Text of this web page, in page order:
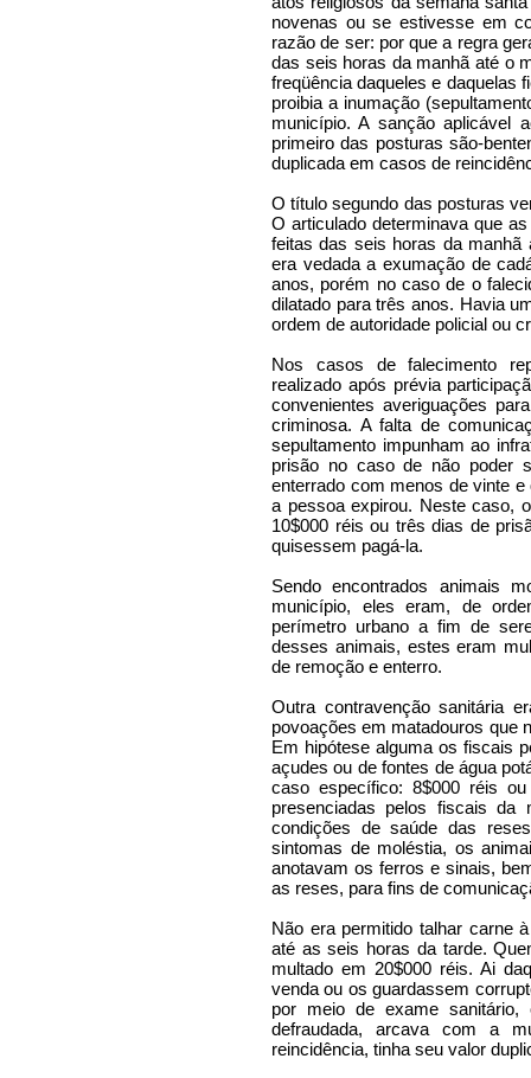
novenas ou se estivesse em
razão de ser: por que a regra
das seis horas da manhã até o
freqüência daqueles e daquelas
proibia a inumação
município. A sanção aplicável
primeiro das posturas são-
duplicada em casos de
O título segundo das posturas
O articulado determinava que
feitas das seis horas da
era vedada a exumação de
anos, porém no caso de o
dilatado para três anos. Havia
ordem de autoridade policial ou
Nos casos de falecimento
realizado após prévia
convenientes averiguações
criminosa. A falta de
sepultamento impunham ao
prisão no caso de não poder
enterrado com menos de vinte
a pessoa expirou. Neste caso,
10$000 réis ou três dias de
quisessem pagá-la.
Sendo encontrados animais
município, eles eram, de
perímetro urbano a fim de
desses animais, estes eram
de remoção e enterro.
Outra contravenção sanitária
povoações em matadouros que
Em hipótese alguma os fiscais
açudes ou de fontes de água
caso específico: 8$000 réis
presenciadas pelos fiscais da
condições de saúde das
sintomas de moléstia, os
anotavam os ferros e sinais,
as reses, para fins de
Não era permitido talhar carne
até as seis horas da tarde.
multado em 20$000 réis. Ai
venda ou os guardassem
por meio de exame
defraudada, arcava com a
reincidência, tinha seu valor